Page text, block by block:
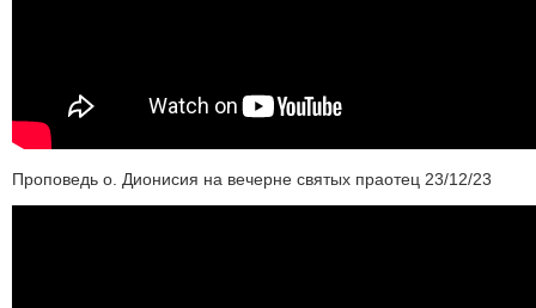
Проповедь о. Дионисия на вечерне святых праотец 23/12/23